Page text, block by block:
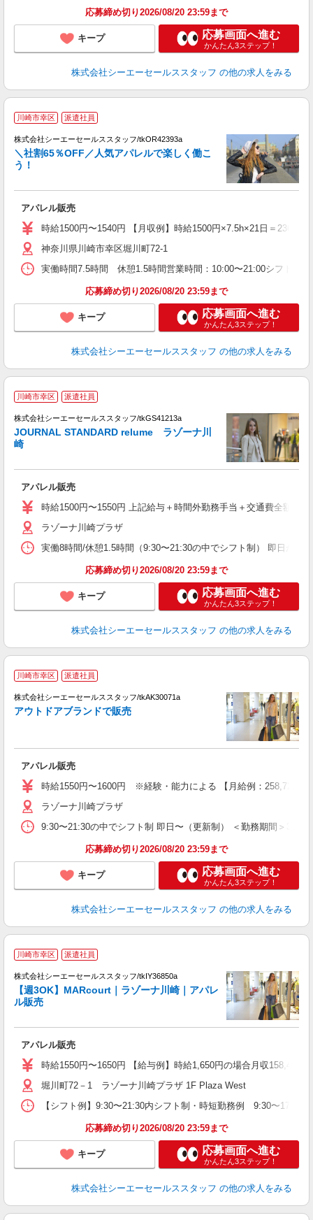
応募締め切り2026/08/20 23:59まで
キープ 応募画面へ進む
かんたん3ステップ！
株式会社シーエーセールススタッフ の他の求人をみる
川崎市幸区 派遣社員
株式会社シーエーセールススタッフ/tkOR42393a
＼社割65％OFF／人気アパレルで楽しく働こ
う！
アパレル販売
時給1500円〜1540円 【月収例】時給1500円×7.5h×21日＝
神奈川県川崎市幸区堀川町72-1
実働時間7.5時間 休憩1.5時間営業時間：10:00〜21:00シフト例
応募締め切り2026/08/20 23:59まで
キープ 応募画面へ進む
かんたん3ステップ！
株式会社シーエーセールススタッフ の他の求人をみる
川崎市幸区 派遣社員
株式会社シーエーセールススタッフ/tkGS41213a
JOURNAL STANDARD relume ラゾーナ川
崎
アパレル販売
時給1500円〜1550円 上記給与＋時間外勤務手当＋交通費全額
ラゾーナ川崎プラザ
実働8時間/休憩1.5時間（9:30〜21:30の中でシフト制） 即日から
応募締め切り2026/08/20 23:59まで
キープ 応募画面へ進む
かんたん3ステップ！
株式会社シーエーセールススタッフ の他の求人をみる
川崎市幸区 派遣社員
株式会社シーエーセールススタッフ/tkAK30071a
アウトドアブランドで販売
アパレル販売
時給1550円〜1600円 ※経験・能力による 【月給例：258,720
ラゾーナ川崎プラザ
9:30〜21:30の中でシフト制 即日〜（更新制） ＜勤務期間＞3ヵ月
応募締め切り2026/08/20 23:59まで
キープ 応募画面へ進む
かんたん3ステップ！
株式会社シーエーセールススタッフ の他の求人をみる
川崎市幸区 派遣社員
株式会社シーエーセールススタッフ/tkIY36850a
【週3OK】MARcourt｜ラゾーナ川崎｜アパレ
ル販売
アパレル販売
時給1550円〜1650円 【給与例】時給1,650円の場合月収
堀川町72－1 ラゾーナ川崎プラザ 1F Plaza West
【シフト例】9:30〜21:30内シフト制・時短勤務例 9:30〜
応募締め切り2026/08/20 23:59まで
キープ 応募画面へ進む
かんたん3ステップ！
株式会社シーエーセールススタッフ の他の求人をみる